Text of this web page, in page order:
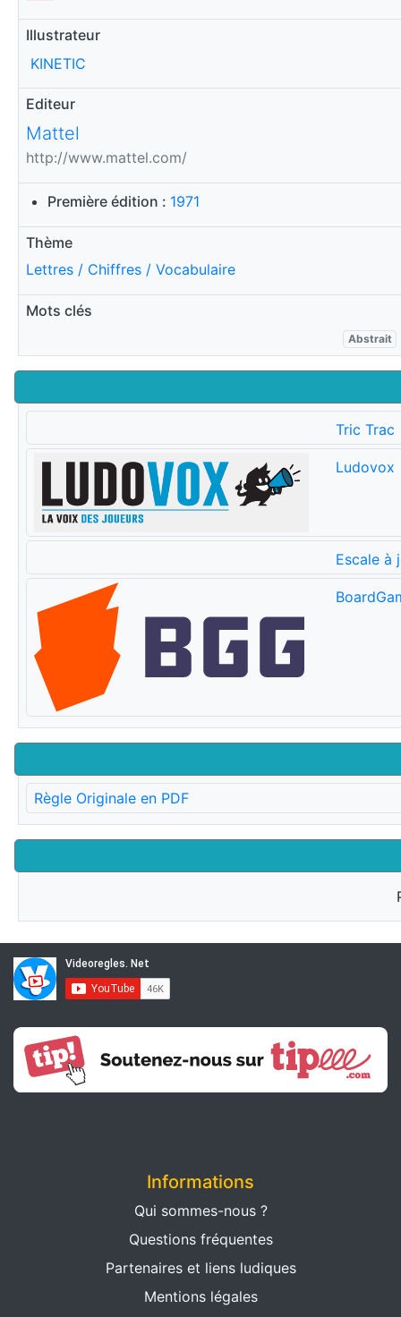
Illustrateur
KINETIC
Editeur
Mattel
http://www.mattel.com/
Première édition : 1971
Thème
Lettres / Chiffres / Vocabulaire
Mots clés
Abstrait
Tric Trac
Ludovox
Escale à
Règle Originale en PDF
Informations
Qui sommes-nous ?
Questions fréquentes
Partenaires et liens ludiques
Mentions légales